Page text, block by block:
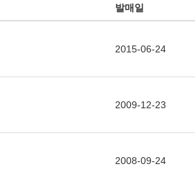
발매일
2015-06-24
2009-12-23
2008-09-24